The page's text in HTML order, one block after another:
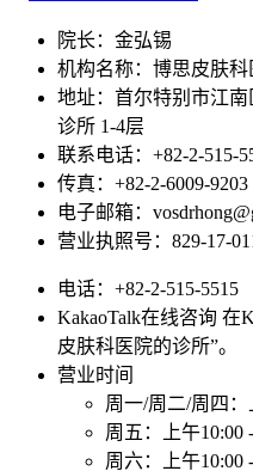
院长：金弘锡
机构名称：博思皮肤
地址：首尔特别市江
诊所 1-4层
联系电话：+82-2-515-
传真：+82-2-6009-9203
电子邮箱：
营业执照号：829-17-
电话：+82-2-515-5515
KakaoTalk在线咨询 在
皮肤科医院的诊所”。
营业时间
周一/周二/周四：
周五：上午10:00
周六：上午10:00